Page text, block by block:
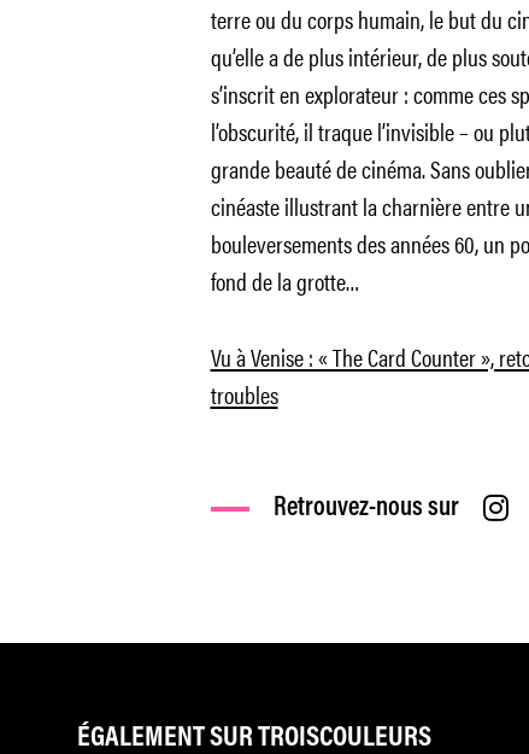
terre ou du corps humain, le but du
qu’elle a de plus intérieur, de plus
s’inscrit en explorateur : comme ces
l’obscurité, il traque l’invisible – ou
grande beauté de cinéma. Sans
cinéaste illustrant la charnière entre
bouleversements des années 60, un
fond de la grotte…
Vu à Venise : « The Card Counter »,
troubles
Retrouvez-nous sur
ÉGALEMENT SUR TROISCOULEURS